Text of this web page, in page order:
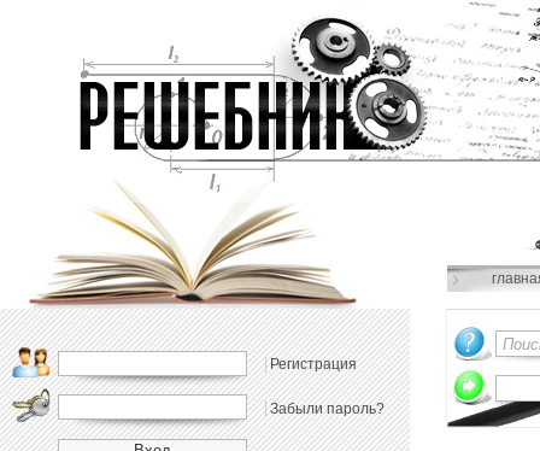
Регистрация
Забыли пароль?